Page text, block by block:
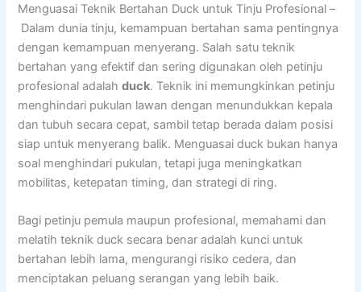
Menguasai Teknik Bertahan Duck untuk Tinju Profesional –
Dalam dunia tinju, kemampuan bertahan sama pentingnya
dengan kemampuan menyerang. Salah satu teknik
bertahan yang efektif dan sering digunakan oleh petinju
profesional adalahduck. Teknik ini memungkinkan petinju
menghindari pukulan lawan dengan menundukkan kepala
dan tubuh secara cepat, sambil tetap berada dalam posisi
siap untuk menyerang balik. Menguasai duck bukan hanya
soal menghindari pukulan, tetapi juga meningkatkan
mobilitas, ketepatan timing, dan strategi di ring.
Bagi petinju pemula maupun profesional, memahami dan
melatih teknik duck secara benar adalah kunci untuk
bertahan lebih lama, mengurangi risiko cedera, dan
menciptakan peluang serangan yang lebih baik.